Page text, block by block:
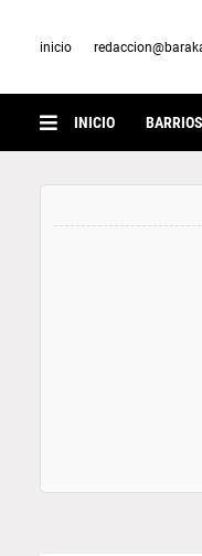
inicio
INICIO BARRIOS